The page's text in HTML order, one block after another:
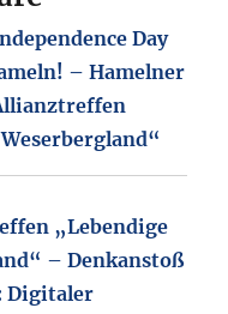
Day
– Hamelner
„Lebendige
– Denkanstoß
Digitaler